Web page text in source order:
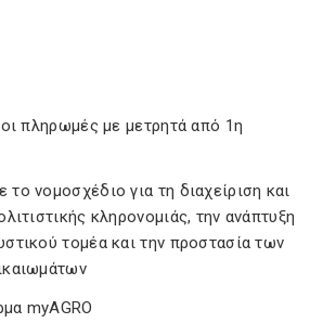
πληρωμές με μετρητά από 1η
νομοσχέδιο για τη διαχείριση και
κληρονομιάς, την ανάπτυξη
τομέα και την προστασία των
myAGRO